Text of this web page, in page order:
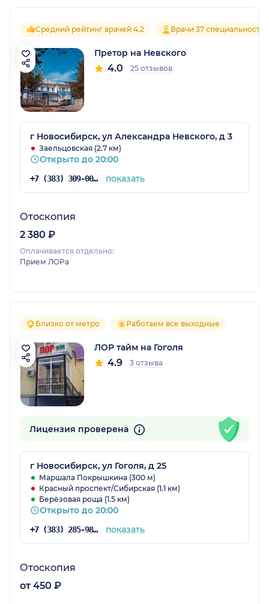
Средний рейтинг врачей 4.2 Врачи 37 специальностей
Претор на Невского
4.0 25 отзывов
г Новосибирск, ул Александра Невского, д 3
Заельцовская (2.7 км)
Открыто до 20:00
+7 (383) 309-00-00 показать
Отоскопия
2 380 ₽
Оплачивается отдельно:
Прием ЛОРа
Близко от метро Работаем все выходные
ЛОР тайм на Гоголя
4.9 3 отзыва
Лицензия проверена
г Новосибирск, ул Гоголя, д 25
Маршала Покрышкина (300 м)
Красный проспект/Сибирская (1.1 км)
Берёзовая роща (1.5 км)
Открыто до 20:00
+7 (383) 285-98-12 показать
Отоскопия
от 450 ₽